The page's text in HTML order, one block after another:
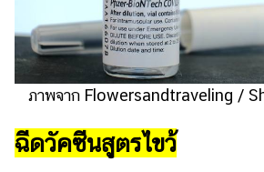
ตี้
และ
เด็ก
ภาพจาก Flowersandtraveling /
ฉีดวัคซีนสูตรไขว้